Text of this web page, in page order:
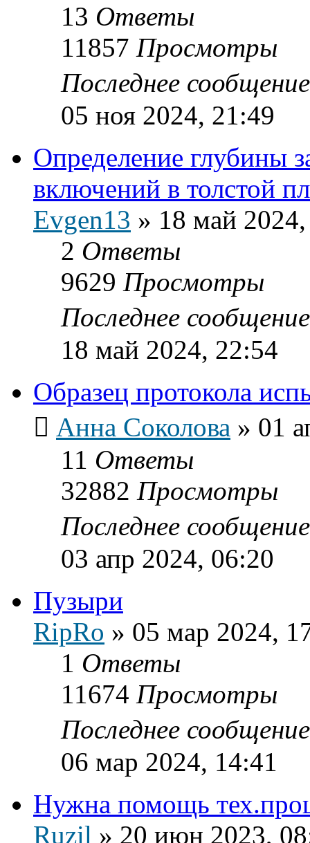
13 Ответы
11857 Просмотры
Последнее
05 ноя 2024, 21:49
Определение глубины
включений в толстой
Evgen13 » 18 май
2 Ответы
9629 Просмотры
Последнее
18 май 2024, 22:54
Образец протокола
Анна Соколова » 01
11 Ответы
32882 Просмотры
Последнее
03 апр 2024, 06:20
Пузыри
RipRo » 05 мар 2024,
1 Ответы
11674 Просмотры
Последнее
06 мар 2024, 14:41
Нужна помощь
Ruzil » 20 июн 2023,